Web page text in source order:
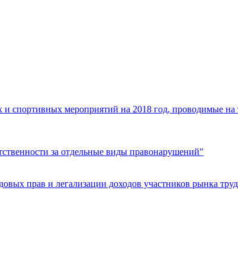
спортивных мероприятий на 2018 год, проводимые
за отдельные виды правонарушений"
прав и легализации доходов участников рынка